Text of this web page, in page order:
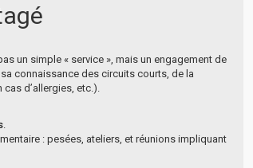
un simple « service », mais un engagement de
connaissance des circuits courts, de la
d’allergies, etc.).
: pesées, ateliers, et réunions impliquant